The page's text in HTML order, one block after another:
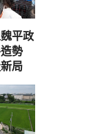
平政
造勢
局